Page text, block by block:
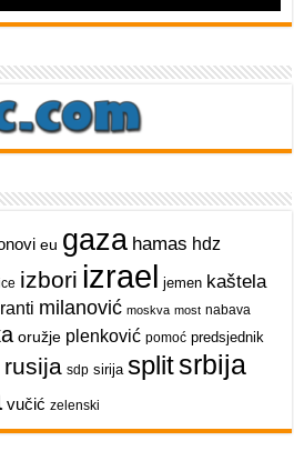
eu gaza hamas hdz
izbori izrael jemen kaštela
milanović moskva most nabava
oružje plenković pomoć predsjednik
rusija sdp sirija splitsrbija
vučić zelenski